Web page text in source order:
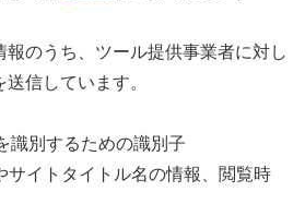
報のうち、ツール提供事業者に対し
信しています。
識別するための識別子
サイトタイトル名の情報、閲覧時